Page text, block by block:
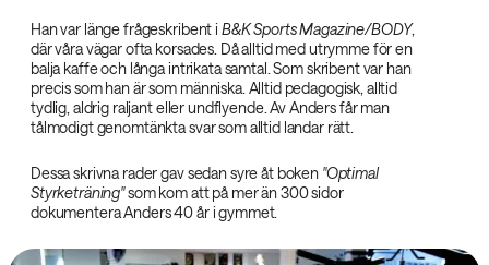
Han var länge frågeskribent iB&K Sports Magazine/BODY,
där våra vägar ofta korsades. Då alltid med utrymme för en
balja kaffe och långa intrikata samtal. Som skribent var han
precis som han är som människa. Alltid pedagogisk, alltid
tydlig, aldrig raljant eller undflyende. Av Anders får man
tålmodigt genomtänkta svar som alltid landar rätt.
Dessa skrivna rader gav sedan syre åt boken "Optimal
Styrketräning"som kom att på mer än 300 sidor
dokumentera Anders 40 år i gymmet.